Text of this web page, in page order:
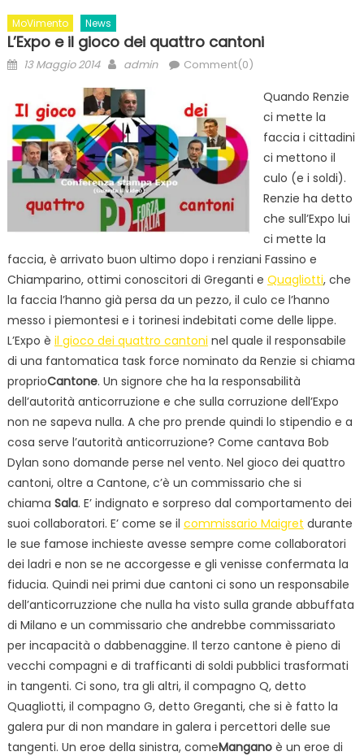
MoVimento News
L’Expo e il gioco dei quattro cantoni
Posted
13 Maggio 2014 Author
admin Comment(0)
Quando Renzie
ci mette la
faccia i cittadini
ci mettono il
culo (e i soldi).
Renzie ha detto
che sull’Expo lui
ci mette la
faccia, è arrivato buon ultimo dopo i renziani Fassino e
Chiamparino, ottimi conoscitori di Greganti e Quagliotti, che
la faccia l’hanno già persa da un pezzo, il culo ce l’hanno
messo i piemontesi e i torinesi indebitati come delle lippe.
L’Expo è il gioco dei quattro cantoni nel quale il responsabile
di una fantomatica task force nominato da Renzie si chiama
proprioCantone. Un signore che ha la responsabilità
dell’autorità anticorruzione e che sulla corruzione dell’Expo
non ne sapeva nulla. A che pro prende quindi lo stipendio e a
cosa serve l’autorità anticorruzione? Come cantava Bob
Dylan sono domande perse nel vento. Nel gioco dei quattro
cantoni, oltre a Cantone, c’è un commissario che si
chiama Sala. E’ indignato e sorpreso dal comportamento dei
suoi collaboratori. E’ come se il commissario Maigret durante
le sue famose inchieste avesse sempre come collaboratori
dei ladri e non se ne accorgesse e gli venisse confermata la
fiducia. Quindi nei primi due cantoni ci sono un responsabile
dell’anticorruzzione che nulla ha visto sulla grande abbuffata
di Milano e un commissario che andrebbe commissariato
per incapacità o dabbenaggine. Il terzo cantone è pieno di
vecchi compagni e di trafficanti di soldi pubblici trasformati
in tangenti. Ci sono, tra gli altri, il compagno Q, detto
Quagliotti, il compagno G, detto Greganti, che si è fatto la
galera pur di non mandare in galera i percettori delle sue
tangenti. Un eroe della sinistra, comeMangano è un eroe di